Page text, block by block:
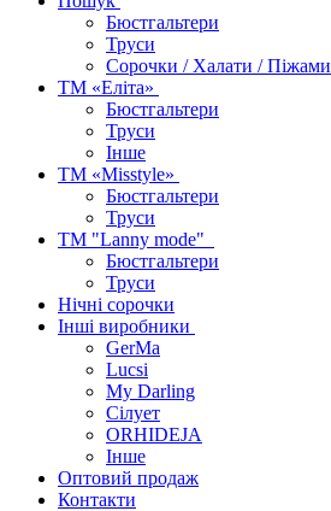
Бюстгальтери
Труси
Сорочки / Халати / Піжами
ТМ «Еліта»
Бюстгальтери
Труси
Інше
ТМ «Misstyle»
Бюстгальтери
Труси
ТМ "Lanny mode"
Бюстгальтери
Труси
Нічні сорочки
Інші виробники
GerMa
Lucsi
My Darling
Сілует
ORHIDEJA
Інше
Оптовий продаж
Контакти